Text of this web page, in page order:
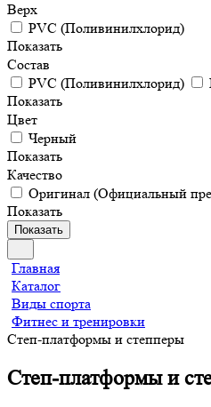
Верх
PVC (Поливинилхлорид)
Показать
Состав
PVC (Поливинилхлорид)
Показать
Цвет
Черный
Показать
Качество
Оригинал (Официальный
Показать
Показать
Главная
Каталог
Виды спорта
Фитнес и тренировки
Степ-платформы и степперы
Степ-платформы и